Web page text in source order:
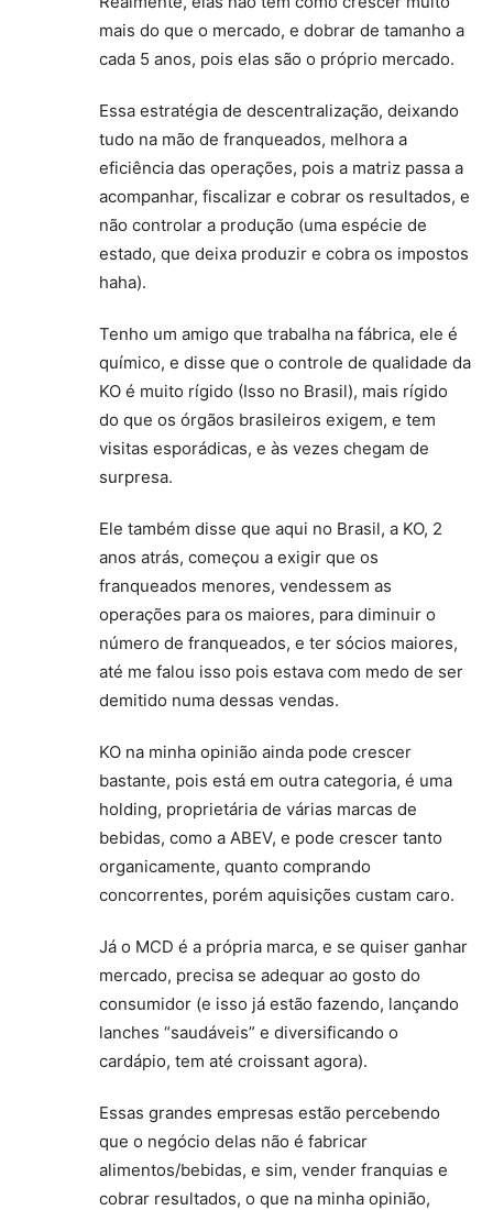
mais do que o mercado, e dobrar de tamanho a
cada 5 anos, pois elas são o próprio mercado.
Essa estratégia de descentralização, deixando
tudo na mão de franqueados, melhora a
eficiência das operações, pois a matriz passa a
acompanhar, fiscalizar e cobrar os resultados, e
não controlar a produção (uma espécie de
estado, que deixa produzir e cobra os impostos
haha).
Tenho um amigo que trabalha na fábrica, ele é
químico, e disse que o controle de qualidade da
KO é muito rígido (Isso no Brasil), mais rígido
do que os órgãos brasileiros exigem, e tem
visitas esporádicas, e às vezes chegam de
surpresa.
Ele também disse que aqui no Brasil, a KO, 2
anos atrás, começou a exigir que os
franqueados menores, vendessem as
operações para os maiores, para diminuir o
número de franqueados, e ter sócios maiores,
até me falou isso pois estava com medo de ser
demitido numa dessas vendas.
KO na minha opinião ainda pode crescer
bastante, pois está em outra categoria, é uma
holding, proprietária de várias marcas de
bebidas, como a ABEV, e pode crescer tanto
organicamente, quanto comprando
concorrentes, porém aquisições custam caro.
Já o MCD é a própria marca, e se quiser ganhar
mercado, precisa se adequar ao gosto do
consumidor (e isso já estão fazendo, lançando
lanches “saudáveis” e diversificando o
cardápio, tem até croissant agora).
Essas grandes empresas estão percebendo
que o negócio delas não é fabricar
alimentos/bebidas, e sim, vender franquias e
cobrar resultados, o que na minha opinião,